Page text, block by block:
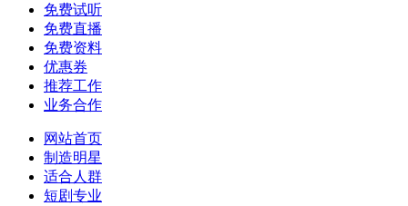
免费试听
免费直播
免费资料
优惠券
推荐工作
业务合作
网站首页
制造明星
适合人群
短剧专业